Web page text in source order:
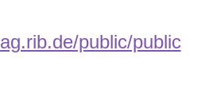
public/public